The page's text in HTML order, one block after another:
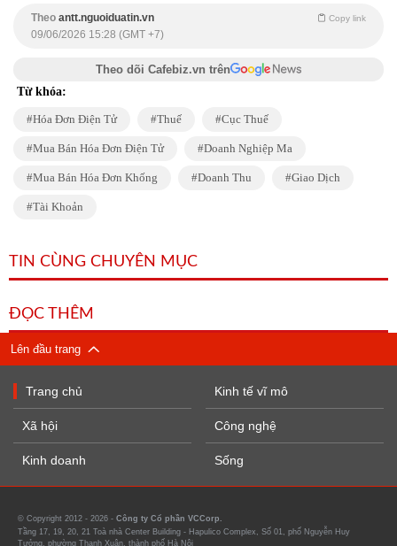
Theo antt.nguoiduatin.vn Copy link
09/06/2026 15:28 (GMT +7)
Theo dõi Cafebiz.vn trên
Từ khóa:
Hóa Đơn Điện Tử Thuế Cục Thuế
Mua Bán Hóa Đơn Điện Tử Doanh Nghiệp Ma
Mua Bán Hóa Đơn Khống Doanh Thu Giao Dịch
Tài Khoản
TIN CÙNG CHUYÊN MỤC
ĐỌC THÊM
Lên đầu trang
Trang chủ
Xã hội
Kinh doanh
Kinh tế vĩ mô
Công nghệ
Sống
© Copyright 2012 - 2026 - Công ty Cổ phần VCCorp.
Tầng 17, 19, 20, 21 Toà nhà Center Building - Hapulico Complex, Số 01, phố Nguyễn Huy
Tưởng, phường Thanh Xuân, thành phố Hà Nội